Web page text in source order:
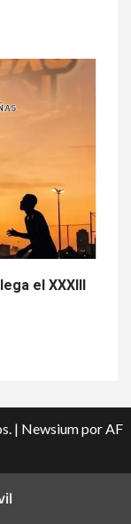
el XXXIII
| Newsiumpor AF